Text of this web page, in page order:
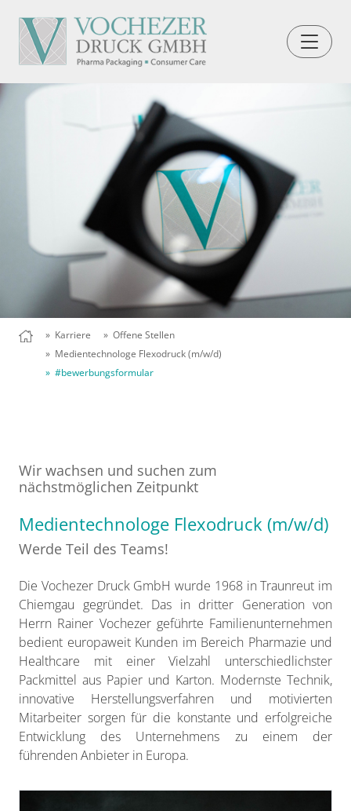
» Karriere
» Offene Stellen
» Medientechnologe Flexodruck (m/w/d)
» #bewerbungsformular
Wir wachsen und suchen zum
nächstmöglichen Zeitpunkt
Medientechnologe Flexodruck (m/w/d)
Werde Teil des Teams!
Die Vochezer Druck GmbH wurde 1968 in Traunreut im
Chiemgau gegründet. Das in dritter Generation von
Herrn Rainer Vochezer geführte Familienunternehmen
bedient europaweit Kunden im Bereich Pharmazie und
Healthcare mit einer Vielzahl unterschiedlichster
Packmittel aus Papier und Karton. Modernste Technik,
innovative Herstellungsverfahren und motivierten
Mitarbeiter sorgen für die konstante und erfolgreiche
Entwicklung des Unternehmens zu einem der
führenden Anbieter in Europa.